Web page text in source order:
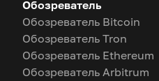
Обозреватель
Обозреватель Bitcoin
Обозреватель Tron
Обозреватель Ethereum
Обозреватель Arbitrum